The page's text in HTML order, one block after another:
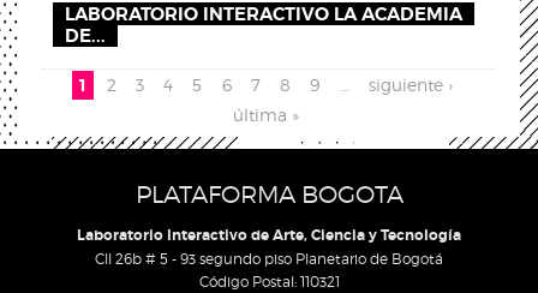
LABORATORIO INTERACTIVO LA ACADEMIA
DE...
Pages
1 2 3 4 5 6 7 8 9
siguiente ›
última »
PLATAFORMA BOGOTA
Laboratorio Interactivo de Arte, Ciencia y Tecnología
Cll 26b # 5 - 93 segundo piso Planetario de Bogotá
Código Postal: 110321